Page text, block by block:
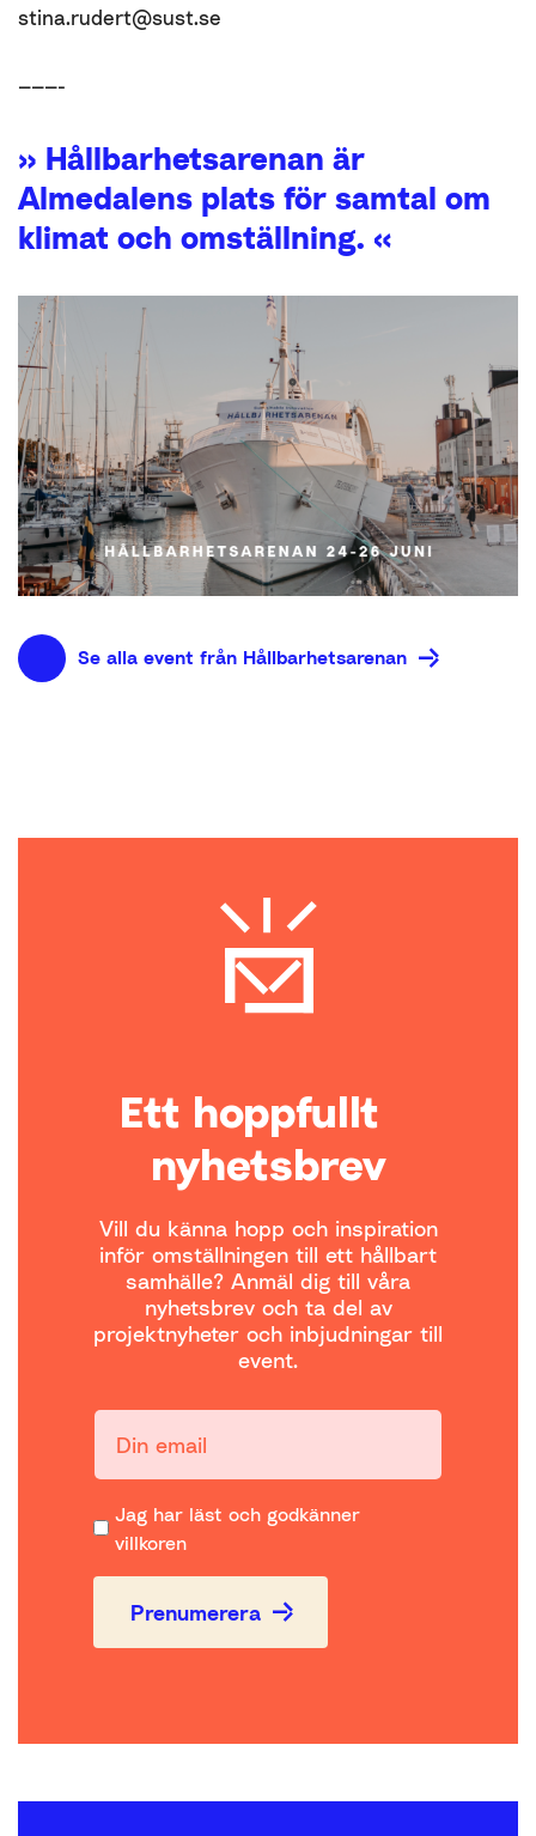
stina.rudert@sust.se
———-
» Hållbarhetsarenan är
Almedalens plats för samtal om
klimat och omställning. «
Se alla event från Hållbarhetsarenan
Ett hoppfullt
nyhetsbrev
Vill du känna hopp och inspiration
inför omställningen till ett hållbart
samhälle? Anmäl dig till våra
nyhetsbrev och ta del av
projektnyheter och inbjudningar till
event.
Din email:
Jag har läst och godkänner
villkoren
Prenumerera